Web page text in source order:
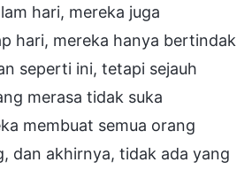
hari, mereka juga
hari, mereka hanya bertindak
seperti ini, tetapi sejauh
merasa tidak suka
membuat semua orang
dan akhirnya, tidak ada yang